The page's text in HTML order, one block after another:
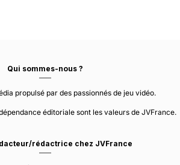
Qui sommes-nous ?
propulsé par des passionnés de jeu vidéo.
éditoriale sont les valeurs de JVFrance.
rédactrice chez JVFrance